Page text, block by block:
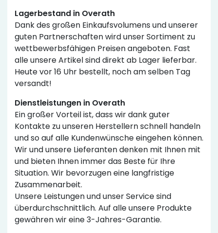
Lagerbestand in Overath
Dank des großen Einkaufsvolumens und unserer
guten Partnerschaften wird unser Sortiment zu
wettbewerbsfähigen Preisen angeboten. Fast
alle unsere Artikel sind direkt ab Lager lieferbar.
Heute vor 16 Uhr bestellt, noch am selben Tag
versandt!
Dienstleistungen in Overath
Ein großer Vorteil ist, dass wir dank guter
Kontakte zu unseren Herstellern schnell handeln
und so auf alle Kundenwünsche eingehen können.
Wir und unsere Lieferanten denken mit Ihnen mit
und bieten Ihnen immer das Beste für Ihre
Situation. Wir bevorzugen eine langfristige
Zusammenarbeit.
Unsere Leistungen und unser Service sind
überdurchschnittlich. Auf alle unsere Produkte
gewähren wir eine 3-Jahres-Garantie.